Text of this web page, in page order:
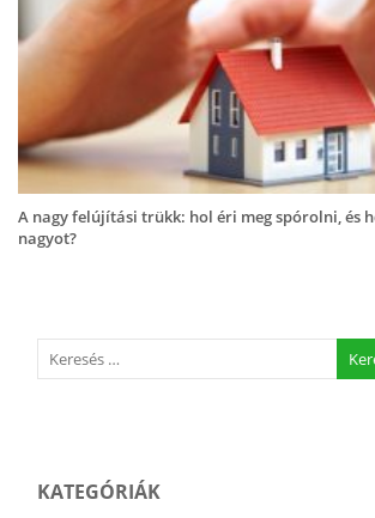
A nagy felújítási trükk: hol éri meg spórolni, és
nagyot?
KATEGÓRIÁK